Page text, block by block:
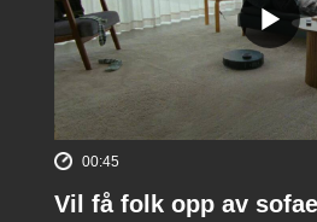
00:45
Vil få folk opp av